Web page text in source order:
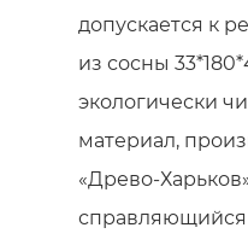
допускается к
из сосны
экологически
материал,
«Древо-